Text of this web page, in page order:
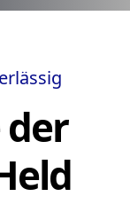
der